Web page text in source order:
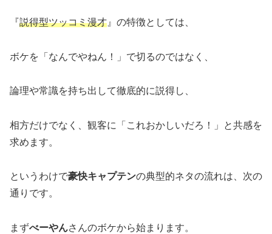
『説得型ツッコミ漫才 』の特徴としては、
ボケを「なんでやねん！」で切るのではなく、
論理や常識を持ち出して徹底的に説得し、
相方だけでなく、観客に「これおかしいだろ！」と共感を
求めます。
というわけで豪快キャプテンの典型的ネタの流れは、次の
通りです。
まずべーやんさんのボケから始まります。